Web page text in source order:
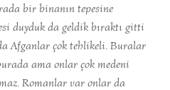
bir binanın tepesine
duyduk da geldik bıraktı gitti
Afganlar çok tehlikeli. Buralar
ama onlar çok medeni
Romanlar var onlar da